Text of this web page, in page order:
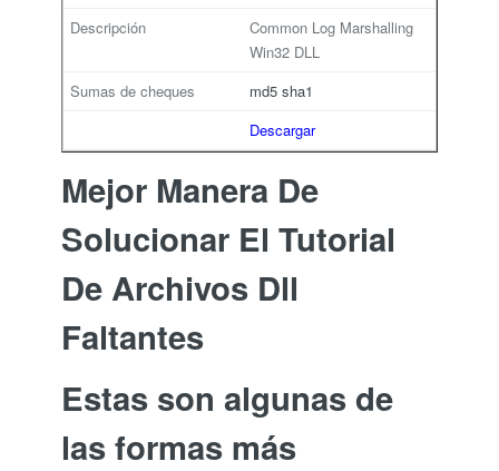
Common Log Marshalling
Win32 DLL
md5 sha1
Descargar
Mejor Manera De
Solucionar El Tutorial
De Archivos Dll
Faltantes
Estas son algunas de
las formas más